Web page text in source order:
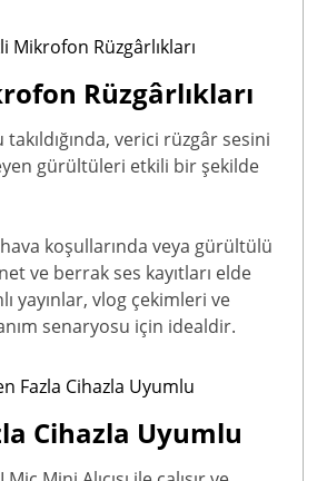
Rüzgârlıkları
verici rüzgâr sesini
gürültüleri etkili bir şekilde
koşullarında veya gürültülü
ve berrak ses kayıtları elde
yayınlar, vlog çekimleri ve
senaryosu için idealdir.
Cihazla Uyumlu